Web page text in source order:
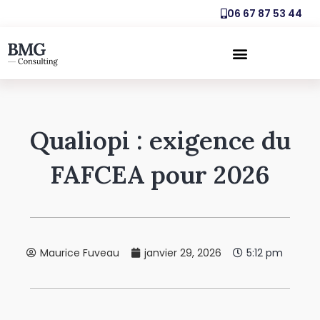
06 67 87 53 44
Qualiopi : exigence du
FAFCEA pour 2026
Maurice Fuveau janvier 29, 2026 5:12 pm